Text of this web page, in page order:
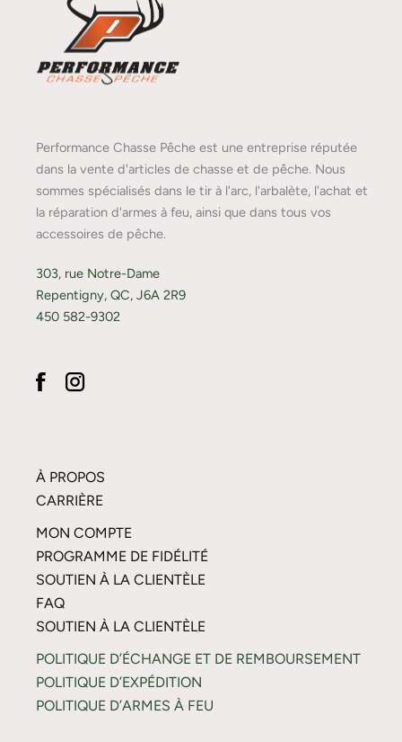
Performance Chasse Pêche est une entreprise réputée
dans la vente d'articles de chasse et de pêche. Nous
sommes spécialisés dans le tir à l'arc, l'arbalète, l'achat et
la réparation d'armes à feu, ainsi que dans tous vos
accessoires de pêche.
303, rue Notre-Dame
Repentigny, QC, J6A 2R9
450 582-9302
À PROPOS
CARRIÈRE
MON COMPTE
PROGRAMME DE FIDÉLITÉ
SOUTIEN À LA CLIENTÈLE
FAQ
SOUTIEN À LA CLIENTÈLE
POLITIQUE D’ÉCHANGE ET DE REMBOURSEMENT
POLITIQUE D’EXPÉDITION
POLITIQUE D’ARMES À FEU